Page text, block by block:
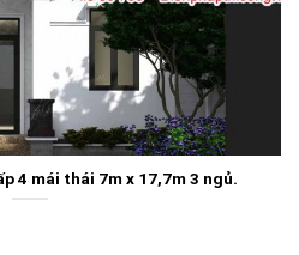
4 mái thái 7m x 17,7m 3 ngủ.